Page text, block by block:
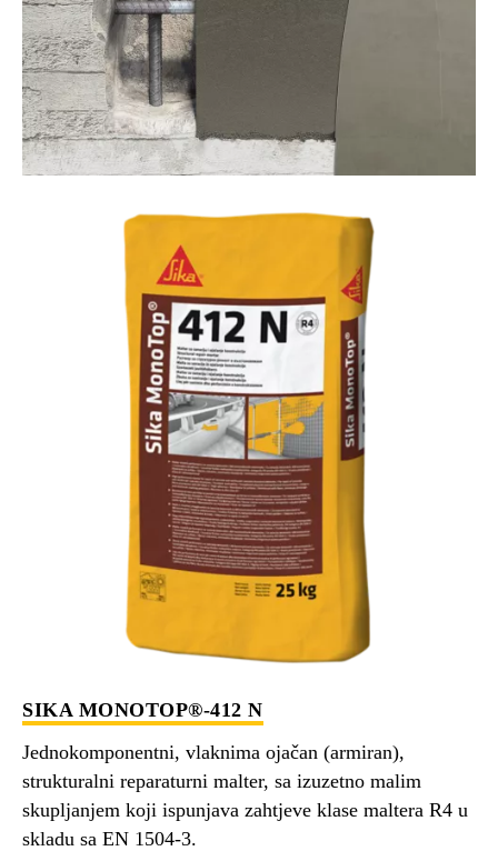
SIKA MONOTOP®-412 N
Jednokomponentni, vlaknima ojačan (armiran),
strukturalni reparaturni malter, sa izuzetno malim
skupljanjem koji ispunjava zahtjeve klase maltera R4 u
skladu sa EN 1504-3.